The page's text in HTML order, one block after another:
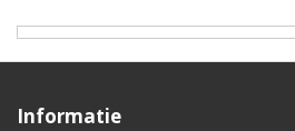
Informatie